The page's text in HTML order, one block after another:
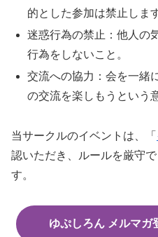
的とした参加は禁止しま
迷惑行為の禁止：他人の
行為をしないこと。
交流への協力：会を一緒
の交流を楽しもうという
当サークルのイベントは、「
認いただき、ルールを厳守
す。
ゆぷしろん メルマガ